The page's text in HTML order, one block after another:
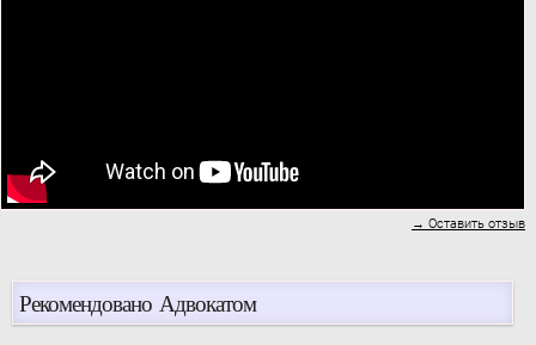
→ Оставить отзыв
Рекомендовано Адвокатом